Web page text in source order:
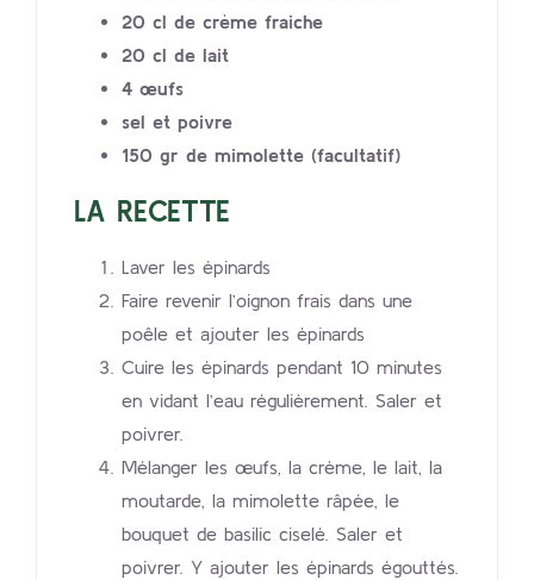
20 cl de crème fraiche
20 cl de lait
4 œufs
sel et poivre
150 gr de mimolette (facultatif)
LA RECETTE
Laver les épinards
Faire revenir l’oignon frais dans une
poêle et ajouter les épinards
Cuire les épinards pendant 10 minutes
en vidant l’eau régulièrement. Saler et
poivrer.
Mélanger les œufs, la crème, le lait, la
moutarde, la mimolette râpée, le
bouquet de basilic ciselé. Saler et
poivrer. Y ajouter les épinards égouttés.